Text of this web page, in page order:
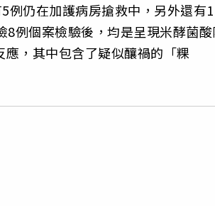
例仍在加護病房搶救中，另外還有1
例個案檢驗後，均是呈現米酵菌
，其中包含了疑似釀禍的「粿